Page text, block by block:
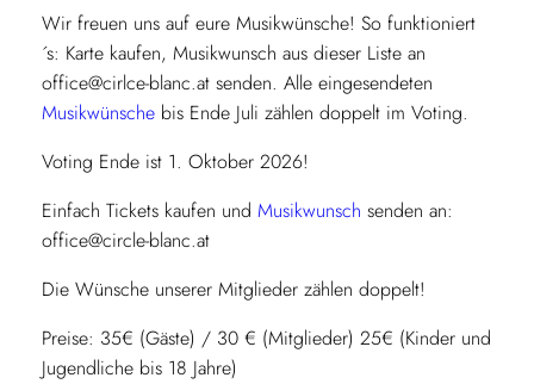
Wir freuen uns auf eure Musikwünsche! So funktioniert
´s: Karte kaufen, Musikwunsch aus dieser Liste an
office@cirlce-blanc.at senden. Alle eingesendeten
Musikwünschebis Ende Juli zählen doppelt im Voting.
Voting Ende ist 1. Oktober 2026!
Einfach Tickets kaufen und Musikwunsch senden an:
office@circle-blanc.at
Die Wünsche unserer Mitglieder zählen doppelt!
Preise: 35€ (Gäste) / 30 € (Mitglieder) 25€ (Kinder und
Jugendliche bis 18 Jahre)